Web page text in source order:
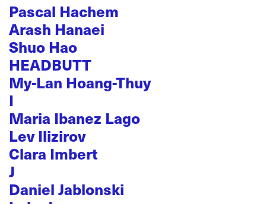
Pascal Hachem
Arash Hanaei
Shuo Hao
HEADBUTT
My-Lan Hoang-Thuy
I
Maria Ibanez Lago
Lev Ilizirov
Clara Imbert
J
Daniel Jablonski